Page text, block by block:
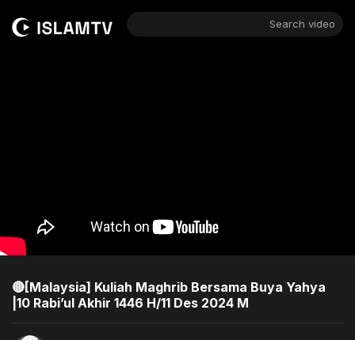
Search video
🔴[Malaysia] Kuliah Maghrib Bersama Buya Yahya
|10 Rabi’ul Akhir 1446 H/11 Des 2024 M